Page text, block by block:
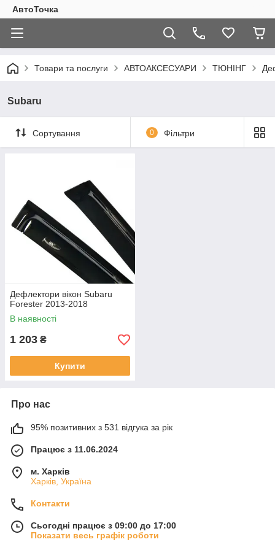
АвтоТочка
Товари та послуги АВТОАКСЕСУАРИ ТЮНІНГ
Subaru
Сортування 0 Фільтри
Дефлектори вікон Subaru
Forester 2013-2018
В наявності
1 203 ₴
Купити
Про нас
95% позитивних з 531 відгука за рік
Працює з 11.06.2024
м. Харків
Харків, Україна
Контакти
Сьогодні працює з 09:00 до 17:00
Показати весь графік роботи